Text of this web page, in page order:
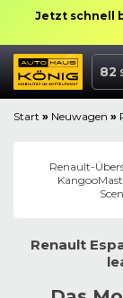
Jetzt schnell
82
Start » Neuwagen »
Renault-
Kangoo
Renault